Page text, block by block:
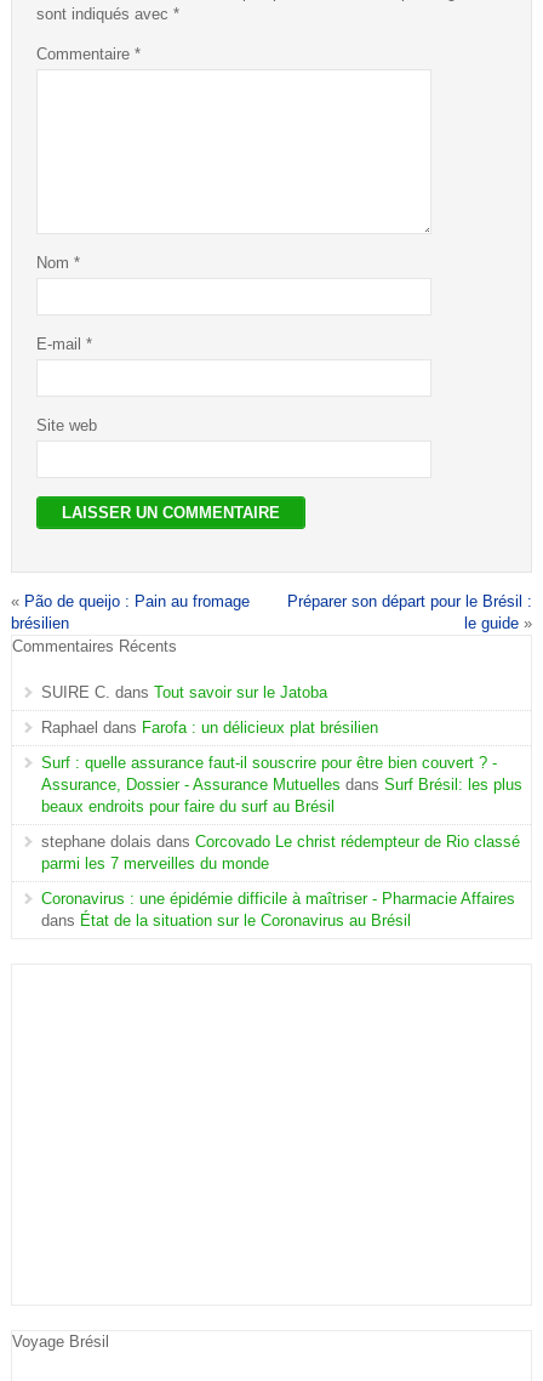
sont indiqués avec *
Commentaire *
Nom *
E-mail *
Site web
« Pão de queijo : Pain au fromage
brésilien
Préparer son départ pour le Brésil :
le guide »
Commentaires Récents
SUIRE C. dans Tout savoir sur le Jatoba
Raphael dans Farofa : un délicieux plat brésilien
Surf : quelle assurance faut-il souscrire pour être bien couvert ? -
Assurance, Dossier - Assurance Mutuelles dans Surf Brésil: les plus
beaux endroits pour faire du surf au Brésil
stephane dolais dans Corcovado Le christ rédempteur de Rio classé
parmi les 7 merveilles du monde
Coronavirus : une épidémie difficile à maîtriser - Pharmacie Affaires
dans État de la situation sur le Coronavirus au Brésil
Voyage Brésil